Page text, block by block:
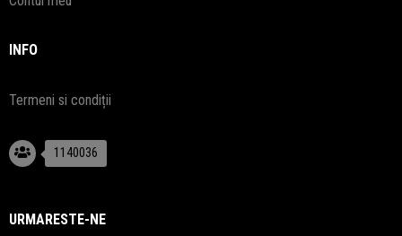
INFO
Termeni si condiții
1140036
URMARESTE-NE